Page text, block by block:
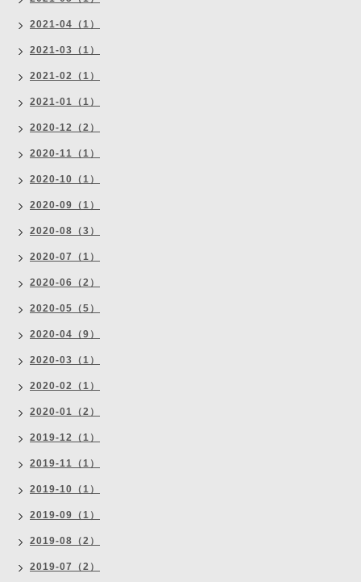
2021-04（1）
2021-03（1）
2021-02（1）
2021-01（1）
2020-12（2）
2020-11（1）
2020-10（1）
2020-09（1）
2020-08（3）
2020-07（1）
2020-06（2）
2020-05（5）
2020-04（9）
2020-03（1）
2020-02（1）
2020-01（2）
2019-12（1）
2019-11（1）
2019-10（1）
2019-09（1）
2019-08（2）
2019-07（2）